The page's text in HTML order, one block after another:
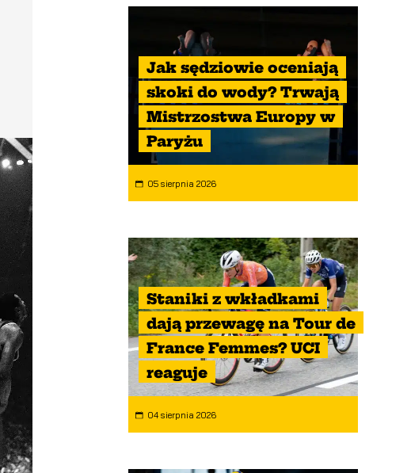
Jak sędziowie oceniają
skoki do wody? Trwają
Mistrzostwa Europy w
Paryżu
05 sierpnia 2026
Staniki z wkładkami
dają przewagę na Tour de
France Femmes? UCI
reaguje
04 sierpnia 2026